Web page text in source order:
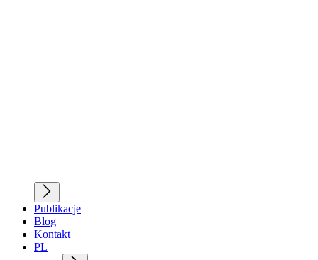
Publikacje
Blog
Kontakt
PL